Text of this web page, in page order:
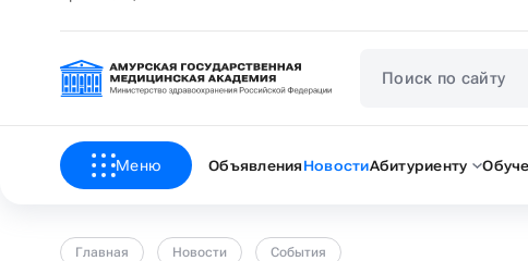
Меню Объявления НовостиАбитуриенту
Главная Новости События